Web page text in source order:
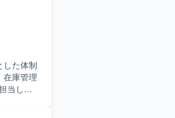
スま
保守環
した体制
当して